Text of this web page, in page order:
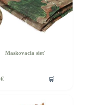
Maskovacia sieť
€ 🛒